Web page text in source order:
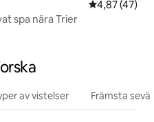
4,87 av 5 i
4,87 (47)
spa nära Trier
av vistelser Främsta